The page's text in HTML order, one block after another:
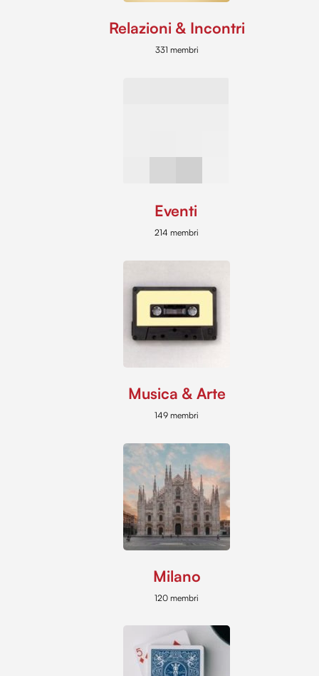
Relazioni & Incontri
331 membri
Eventi
214 membri
Musica & Arte
149 membri
Milano
120 membri